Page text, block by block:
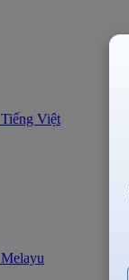
Tiếng Việt
Melayu